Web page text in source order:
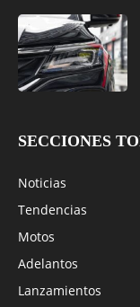
SECCIONES
Noticias
Tendencias
Motos
Adelantos
Lanzamientos